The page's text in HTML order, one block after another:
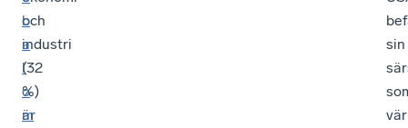
och
industri
(32
%)
är
b
a
l
o
m
sin